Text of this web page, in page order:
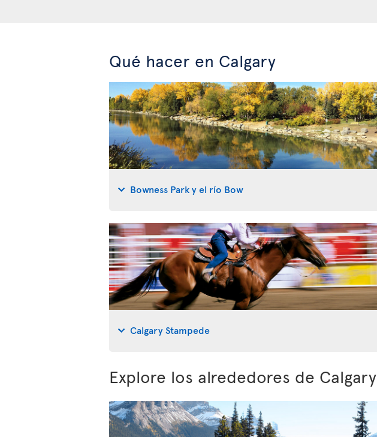
Qué hacer en Calgary
Bowness Park y el río Bow
Calgary Stampede
Explore los alrededores de Calgary